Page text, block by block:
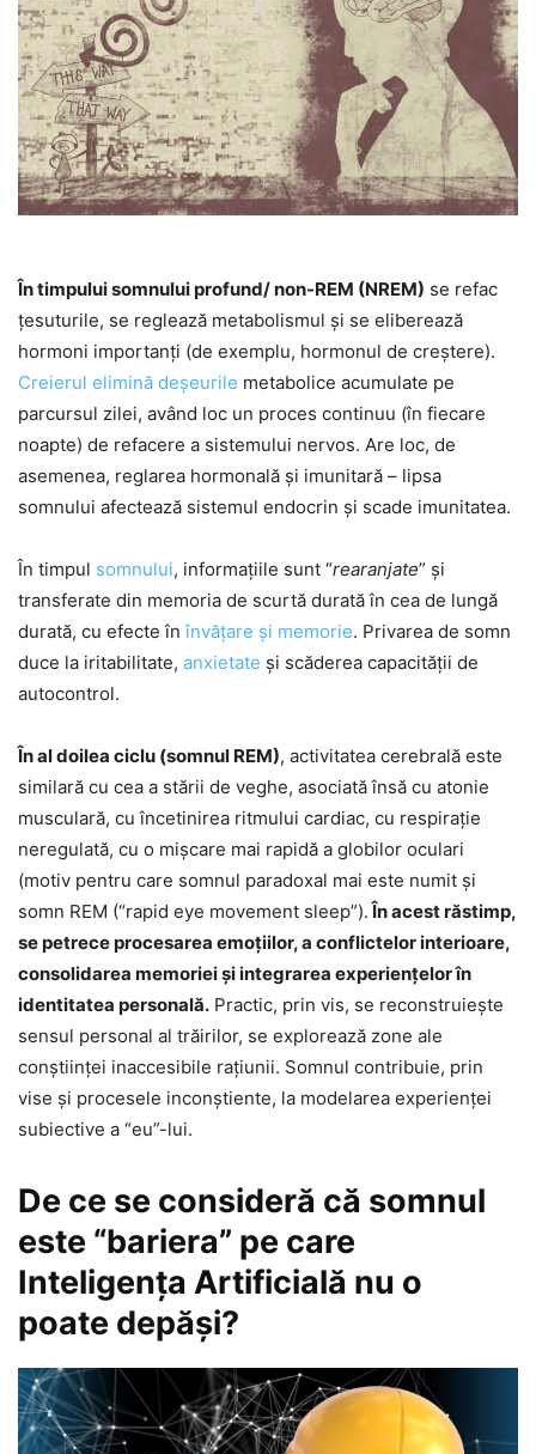
În timpului somnului profund/ non-REM (NREM) se refac
țesuturile, se reglează metabolismul și se eliberează
hormoni importanți (de exemplu, hormonul de creștere).
Creierul elimină deșeurile metabolice acumulate pe
parcursul zilei, având loc un proces continuu (în fiecare
noapte) de refacere a sistemului nervos. Are loc, de
asemenea, reglarea hormonală și imunitară – lipsa
somnului afectează sistemul endocrin și scade imunitatea.
În timpul somnului, informațiile sunt “rearanjate” și
transferate din memoria de scurtă durată în cea de lungă
durată, cu efecte înînvăţare şi memorie. Privarea de somn
duce la iritabilitate, anxietate și scăderea capacității de
autocontrol.
În al doilea ciclu (somnul REM), activitatea cerebrală este
similară cu cea a stării de veghe, asociată însă cu atonie
musculară, cu încetinirea ritmului cardiac, cu respiraţie
neregulată, cu o mişcare mai rapidă a globilor oculari
(motiv pentru care somnul paradoxal mai este numit şi
somn REM (“rapid eye movement sleep”).În acest răstimp,
se petrece procesarea emoțiilor, a conflictelor interioare,
consolidarea memoriei și integrarea experiențelor în
identitatea personală. Practic, prin vis, se reconstruiește
sensul personal al trăirilor, se explorează zone ale
conștiinței inaccesibile rațiunii. Somnul contribuie, prin
vise şi procesele inconştiente, la modelarea experienței
subiective a “eu”-lui.
De ce se consideră că somnul
este “bariera” pe care
Inteligenţa Artificială nu o
poate depăși?